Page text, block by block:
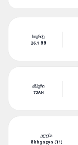
ᲡᲘᲒᲠᲫᲔ
26.1 ᲛᲛ
ᲐᲛᲞᲔᲠᲘ
72AH
ᲙᲚᲔᲛᲐ
ᲛᲡᲮᲕᲘᲚᲘ (T1)